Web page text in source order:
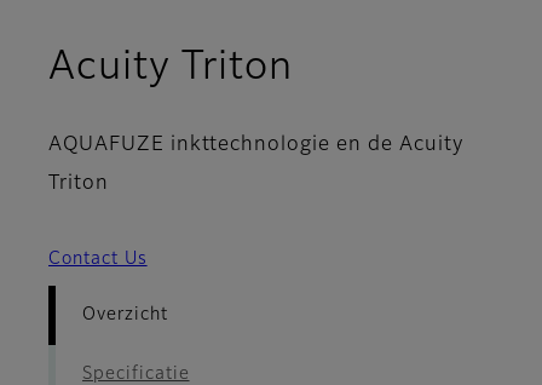
Acuity Triton
AQUAFUZE inkttechnologie en de Acuity
Triton
Contact Us
Overzicht
Specificatie